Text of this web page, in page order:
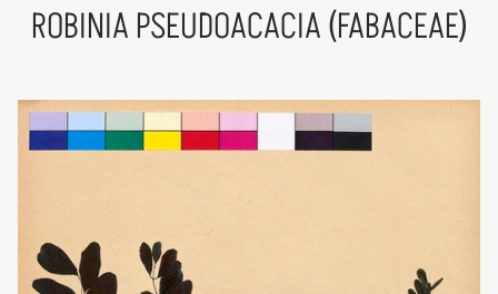
ROBINIA PSEUDOACACIA (FABACEAE)